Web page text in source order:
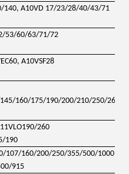
140, A10VD 17/23/28/40/43/71
53/60/63/71/72
A10VSF28
160/175/190/200/210/250/260/
260
190
107/160/200/250/355/500/1000
915